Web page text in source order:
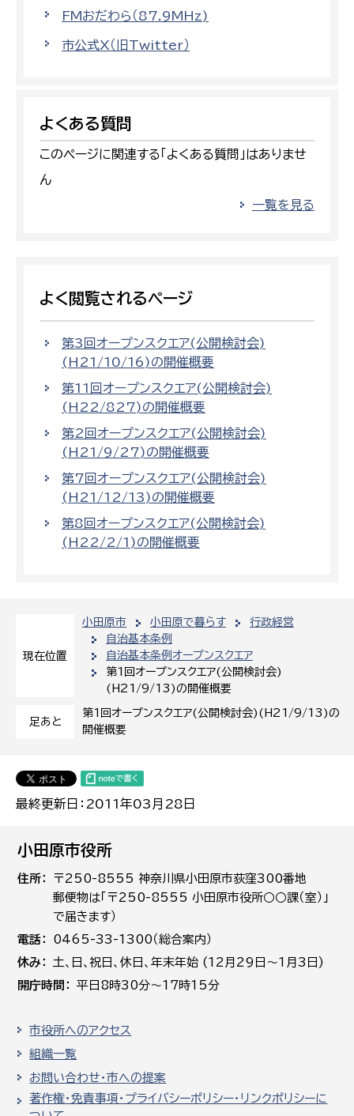
現在位置
小田原市 小田原で暮らす
行政経営
自治基本条例
自治基本条例オープンスクエア
第1回オープンスクエア(公開検討会)
(H21/9/13)の開催概要
足あと
第1回オープンスクエア(公開検討会)(H21/9/13)の
開催概要
最終更新日：2011年03月28日
FMおだわら（87.9MHz)
市公式X（旧Twitter）
よくある質問
このページに関連する「よくある質問」はありませ
ん
一覧を見る
よく閲覧されるページ
第3回オープンスクエア(公開検討会)
(H21/10/16)の開催概要
第11回オープンスクエア(公開検討会)
(H22/827)の開催概要
第2回オープンスクエア(公開検討会)
(H21/9/27)の開催概要
第7回オープンスクエア(公開検討会)
(H21/12/13)の開催概要
第8回オープンスクエア(公開検討会)
(H22/2/1)の開催概要
小田原市役所
住所
〒250-8555 神奈川県小田原市荻窪300番地
郵便物は「〒250-8555 小田原市役所○○課（室）」
で届きます）
電話
0465-33-1300（総合案内）
休み
土､日､祝日、休日、年末年始 (12月29日～1月3日)
開庁時間
平日8時30分～17時15分
市役所へのアクセス
組織一覧
お問い合わせ・市への提案
著作権・免責事項・プライバシーポリシー・リンクポリシーに